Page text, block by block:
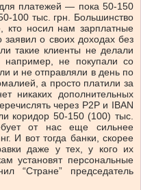
платежей — пока 50-150
100 тыс. грн. Большинство
кто носил нам зарплатные
заявил о своих доходах без
такие клиенты не делали
например, не покупали со
и не отправляли в день по
а просто платили за
никаких дополнительных
через Р2Р и IBAN
коридор 50-150 (100) тыс.
от нас еще сильнее
И вот тогда банки, скорее
даже у тех, у кого их
установят персональные
“Стране” председатель